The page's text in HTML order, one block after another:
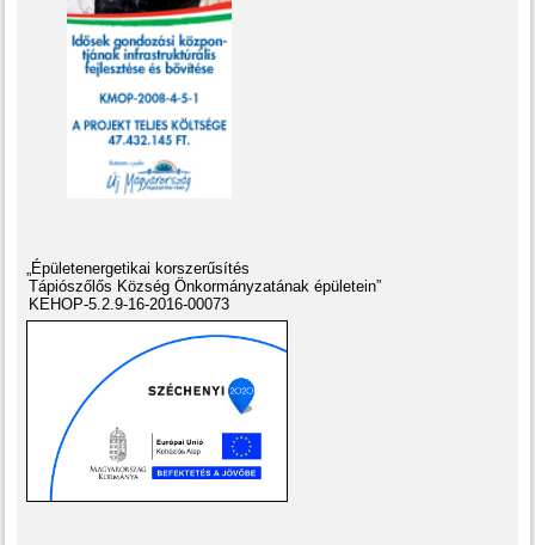
„Épületenergetikai korszerűsítés
Tápiószőlős Község Önkormányzatának épületein”
KEHOP-5.2.9-16-2016-00073